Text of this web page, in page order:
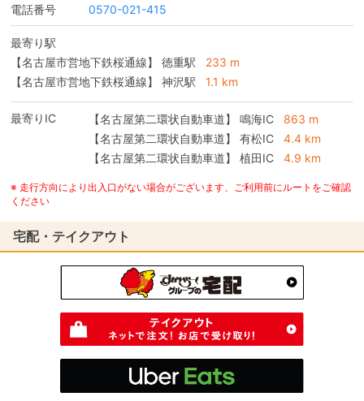
電話番号 0570-021-415
最寄り駅
【名古屋市営地下鉄桜通線】 徳重駅
233 m
【名古屋市営地下鉄桜通線】 神沢駅
1.1 km
最寄りIC 【名古屋第二環状自動車道】 鳴海IC
863 m
【名古屋第二環状自動車道】
有松IC
4.4 km
【名古屋第二環状自動車道】
植田IC 4.9 km
※ 走行方向により出入口がない場合がございます、ご利用前にルートをご確認
ください
宅配・テイクアウト